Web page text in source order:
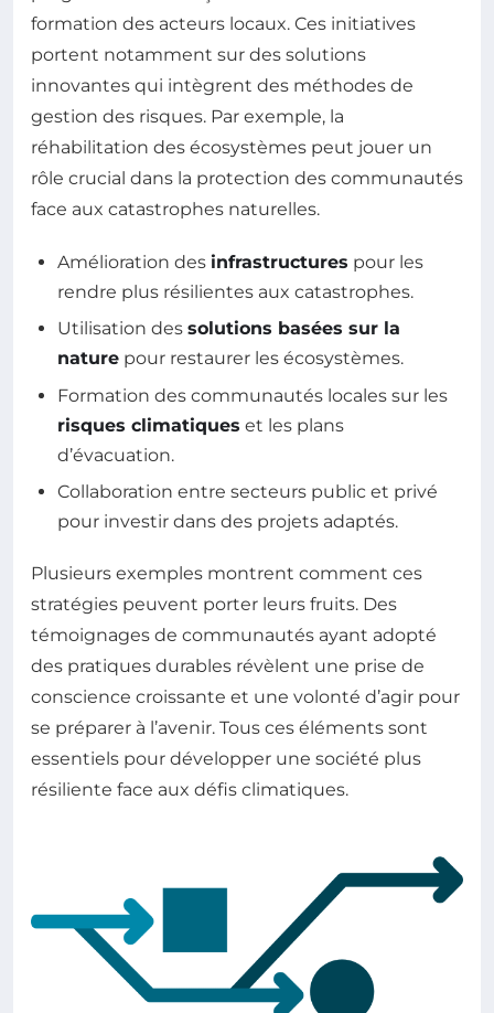
formation des acteurs locaux. Ces initiatives
portent notamment sur des solutions
innovantes qui intègrent des méthodes de
gestion des risques. Par exemple, la
réhabilitation des écosystèmes peut jouer un
rôle crucial dans la protection des communautés
face aux catastrophes naturelles.
Amélioration des infrastructures pour les
rendre plus résilientes aux catastrophes.
Utilisation des solutions basées sur la
nature pour restaurer les écosystèmes.
Formation des communautés locales sur les
risques climatiques et les plans
d’évacuation.
Collaboration entre secteurs public et privé
pour investir dans des projets adaptés.
Plusieurs exemples montrent comment ces
stratégies peuvent porter leurs fruits. Des
témoignages de communautés ayant adopté
des pratiques durables révèlent une prise de
conscience croissante et une volonté d’agir pour
se préparer à l’avenir. Tous ces éléments sont
essentiels pour développer une société plus
résiliente face aux défis climatiques.